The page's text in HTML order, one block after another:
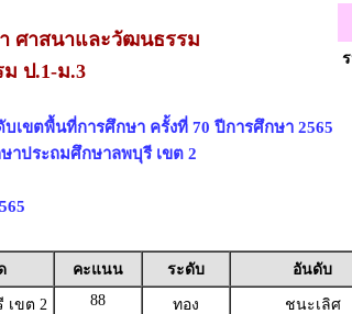
ศาสนาและวัฒนธรรม
ป.1-ม.3
เขตพื้นที่การศึกษา ครั้งที่ 70 ปีการศึกษา 2565
าประถมศึกษาลพบุรี เขต 2
คะแนน ระดับ อันดับ
เขต 2 88 ทอง ชนะเลิศ